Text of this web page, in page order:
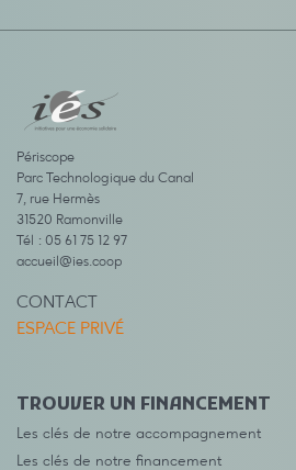
Périscope
Parc Technologique du Canal
7, rue Hermès
31520 Ramonville
Tél : 05 61 75 12 97
accueil@ies.coop
CONTACT
ESPACE PRIVÉ
TROUVER UN FINANCEMENT
Les clés de notre accompagnement
Les clés de notre financement